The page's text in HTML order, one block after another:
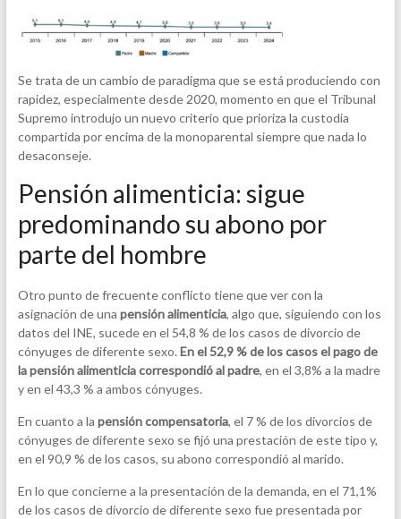
Se trata de un cambio de paradigma que se está produciendo con
rapidez, especialmente desde 2020, momento en que el Tribunal
Supremo introdujo un nuevo criterio que prioriza la custodia
compartida por encima de la monoparental siempre que nada lo
desaconseje.
Pensión alimenticia: sigue
predominando su abono por
parte del hombre
Otro punto de frecuente conflicto tiene que ver con la
asignación de una pensión alimenticia, algo que, siguiendo con los
datos del INE, sucede en el 54,8 % de los casos de divorcio de
cónyuges de diferente sexo. En el 52,9 % de los casos el pago de
la pensión alimenticia correspondió al padre, en el 3,8% a la madre
y en el 43,3 % a ambos cónyuges.
En cuanto a la pensión compensatoria, el 7 % de los divorcios de
cónyuges de diferente sexo se fijó una prestación de este tipo y,
en el 90,9 % de los casos, su abono correspondió al marido.
En lo que concierne a la presentación de la demanda, en el 71,1%
de los casos de divorcio de diferente sexo fue presentada por